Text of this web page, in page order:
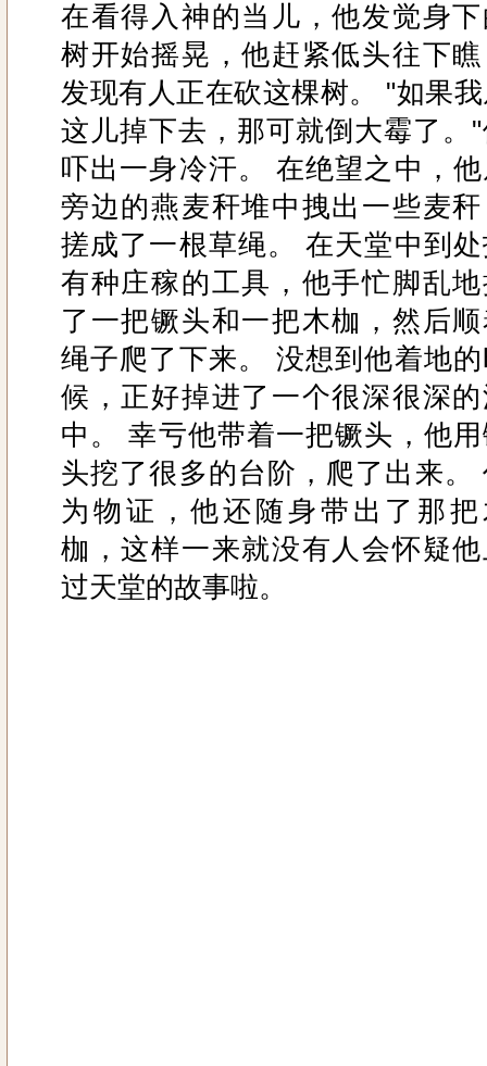
在看得入神的当儿，他发觉身下
树开始摇晃，他赶紧低头往下瞧
发现有人正在砍这棵树。 "如果
这儿掉下去，那可就倒大霉了。
吓出一身冷汗。 在绝望之中，
旁边的燕麦秆堆中拽出一些麦秆
搓成了一根草绳。 在天堂中到
有种庄稼的工具，他手忙脚乱地
了一把镢头和一把木枷，然后顺
绳子爬了下来。 没想到他着地
候，正好掉进了一个很深很深的
中。 幸亏他带着一把镢头，他
头挖了很多的台阶，爬了出来。
为物证，他还随身带出了那把
枷，这样一来就没有人会怀疑他
过天堂的故事啦。